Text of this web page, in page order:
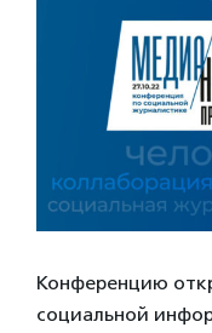
Конференцию
социальной